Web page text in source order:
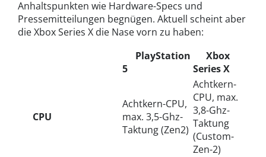
Anhaltspunkten wie Hardware-Specs und
Pressemitteilungen begnügen. Aktuell scheint aber
die Xbox Series X die Nase vorn zu haben:
PlayStation
5
Xbox
Series X
CPU
Achtkern-CPU,
max. 3,5-Ghz-
Taktung (Zen2)
Achtkern-
CPU, max.
3,8-Ghz-
Taktung
(Custom-
Zen-2)